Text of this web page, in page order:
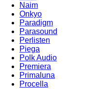
Naim
Onkyo
Paradigm
Parasound
Perlisten
Piega
Polk Audio
Premiera
Primaluna
Procella